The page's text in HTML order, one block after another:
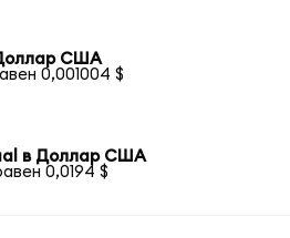
Доллар США
0,001004 $
в Доллар США
0,0194 $